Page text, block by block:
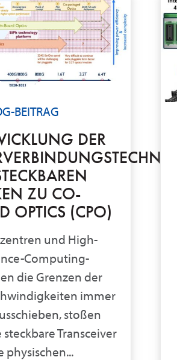
BEITRAG
DER
ZU CO-
OPTICS (CPO)
und High-
Computing-
die Grenzen der
immer
stoßen
Transceiver
physischen...